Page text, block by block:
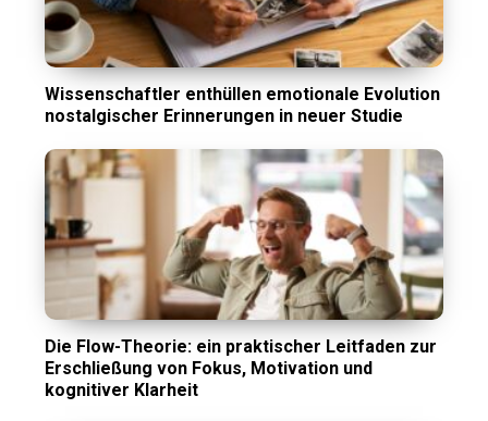
Wissenschaftler enthüllen emotionale Evolution
nostalgischer Erinnerungen in neuer Studie
Die Flow-Theorie: ein praktischer Leitfaden zur
Erschließung von Fokus, Motivation und
kognitiver Klarheit